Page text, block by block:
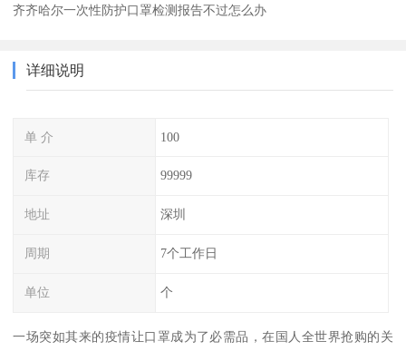
齐齐哈尔一次性防护口罩检测报告不过怎么办
详细说明
单 介 100
库存 99999
地址 深圳
周期 7个工作日
单位 个
一场突如其来的疫情让口罩成为了必需品，在国人全世界抢购的关